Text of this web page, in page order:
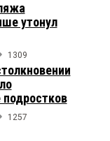
утонул
1309
1257